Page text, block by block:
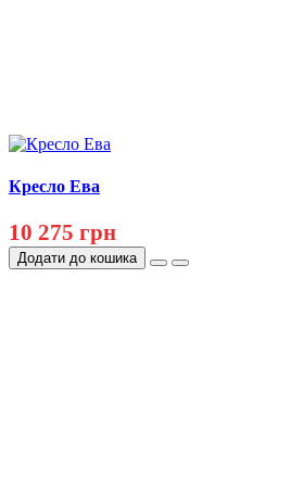
Кресло Ева
10 275 грн
Додати до кошика